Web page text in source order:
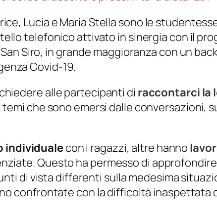
Lucia e Maria Stella sono le
telefonico attivato in sinergia con il
Siro, in grande maggioranza con un
Covid-19.
alle partecipanti di raccontarci la
temi che sono emersi dalle conversazioni,
individualecon i ragazzi, altre hanno
Questo ha permesso di
di vista differenti sulla medesima
confrontate con la difficoltà inaspettata